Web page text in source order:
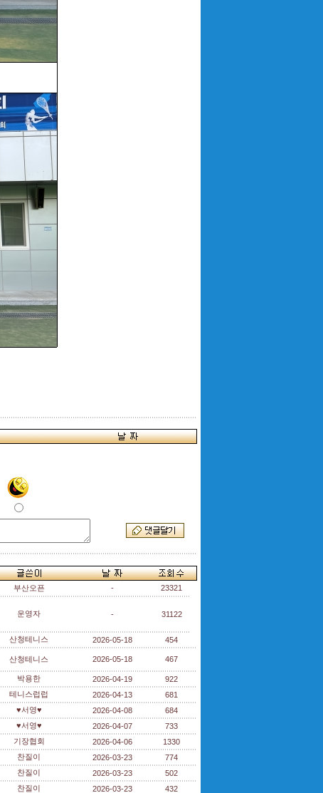
부산오픈 - 23321
운영자 - 31122
산청테니스 2026-05-18 454
산청테니스 2026-05-18 467
박용한 2026-04-19
922
테니스럽럽 2026-04-13
681
♥서영♥ 2026-04-08
684
♥서영♥ 2026-04-07
733
기장협회 2026-04-06
1330
찬질이 2026-03-23
774
찬질이 2026-03-23
502
찬질이 2026-03-23 432